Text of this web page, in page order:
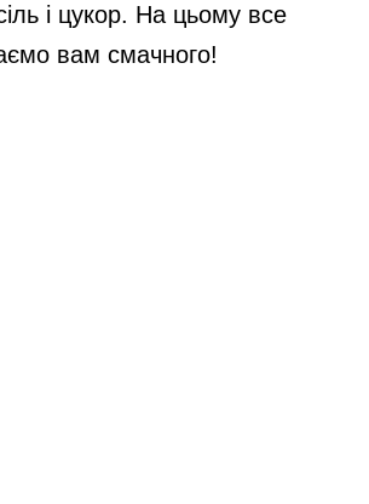
і цукор. На цьому все
вам смачного!